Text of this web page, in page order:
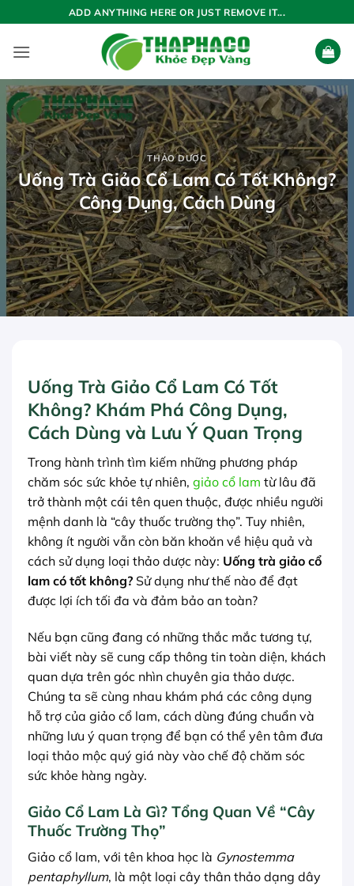
qua
nội
ADD ANYTHING HERE OR JUST REMOVE IT...
THẢO DƯỢC
Uống Trà Giảo Cổ Lam Có Tốt Không?
Công Dụng, Cách Dùng
Uống Trà Giảo Cổ Lam Có Tốt
Không? Khám Phá Công Dụng,
Cách Dùng và Lưu Ý Quan Trọng
Trong hành trình tìm kiếm những phương pháp
chăm sóc sức khỏe tự nhiên, giảo cổ lam từ lâu đã
trở thành một cái tên quen thuộc, được nhiều người
mệnh danh là “cây thuốc trường thọ”. Tuy nhiên,
không ít người vẫn còn băn khoăn về hiệu quả và
cách sử dụng loại thảo dược này: Uống trà giảo cổ
lam có tốt không? Sử dụng như thế nào để đạt
được lợi ích tối đa và đảm bảo an toàn?
Nếu bạn cũng đang có những thắc mắc tương tự,
bài viết này sẽ cung cấp thông tin toàn diện, khách
quan dựa trên góc nhìn chuyên gia thảo dược.
Chúng ta sẽ cùng nhau khám phá các công dụng
hỗ trợ của giảo cổ lam, cách dùng đúng chuẩn và
những lưu ý quan trọng để bạn có thể yên tâm đưa
loại thảo mộc quý giá này vào chế độ chăm sóc
sức khỏe hàng ngày.
Giảo Cổ Lam Là Gì? Tổng Quan Về “Cây
Thuốc Trường Thọ”
Giảo cổ lam, với tên khoa học là Gynostemma
pentaphyllum, là một loại cây thân thảo dạng dây